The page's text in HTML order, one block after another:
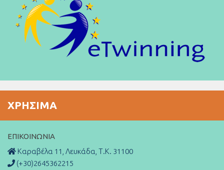
ΧΡΉΣΙΜΑ
ΕΠΙΚΟΙΝΩΝΊΑ
Καραβέλα 11, Λευκάδα, Τ.Κ. 31100
(+30)2645362215